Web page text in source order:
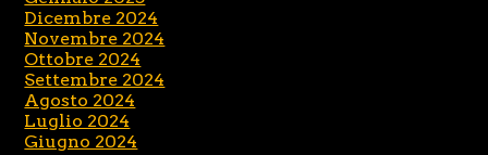
Dicembre 2024
Novembre 2024
Ottobre 2024
Settembre 2024
Agosto 2024
Luglio 2024
Giugno 2024